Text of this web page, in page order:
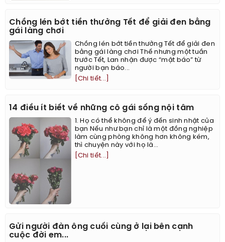
Chồng lén bớt tiền thưởng Tết để giải đen bằng
gái làng chơi
Chồng lén bớt tiền thưởng Tết để giải đen
bằng gái làng chơi Thế nhưng một tuần
trước Tết, Lan nhận được “mật báo” từ
người bạn báo...
[Chi tiết...]
14 điều ít biết về những cô gái sống nội tâm
1. Họ có thể không để ý đến sinh nhật của
bạn Nếu như bạn chỉ là một đồng nghiệp
làm cùng phòng không hơn không kém,
thì chuyện này với họ là...
[Chi tiết...]
Gửi người đàn ông cuối cùng ở lại bên cạnh
cuộc đời em...